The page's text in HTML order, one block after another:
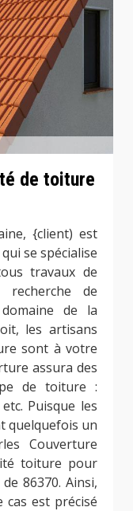
de toiture
{client) est
se spécialise
travaux de
de
de la
les artisans
sont à votre
assura des
de toiture :
Puisque les
quelquefois un
Couverture
toiture pour
86370. Ainsi,
est précisé